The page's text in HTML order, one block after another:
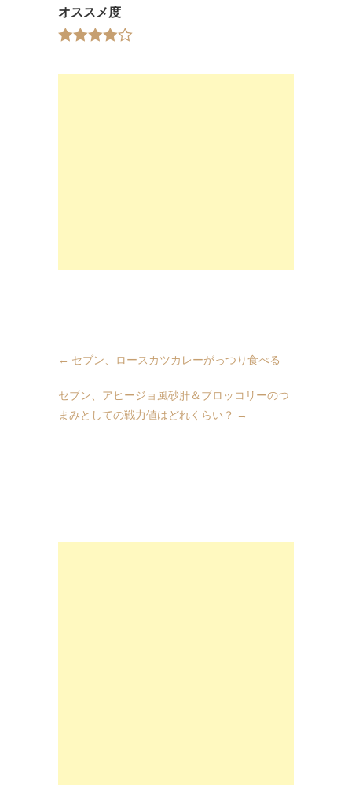
オススメ度
← セブン、ロースカツカレーがっつり食べる
セブン、アヒージョ風砂肝＆ブロッコリーのつ
まみとしての戦力値はどれくらい？ →